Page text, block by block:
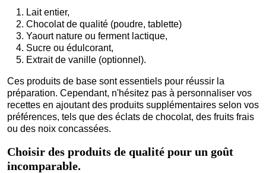
Lait entier,
Chocolat de qualité (poudre, tablette)
Yaourt nature ou ferment lactique,
Sucre ou édulcorant,
Extrait de vanille (optionnel).
Ces produits de base sont essentiels pour réussir la
préparation. Cependant, n'hésitez pas à personnaliser vos
recettes en ajoutant des produits supplémentaires selon vos
préférences, tels que des éclats de chocolat, des fruits frais
ou des noix concassées.
Choisir des produits de qualité pour un goût
incomparable.